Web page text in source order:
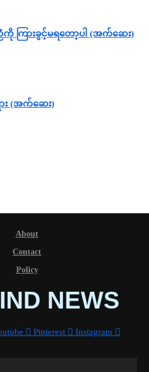
ကြားခွင့်မရတော့ပါ (အက်ဆေး)
(အက်ဆေး)
About
Contact
Policy
NEWS
Pinterest Instagram